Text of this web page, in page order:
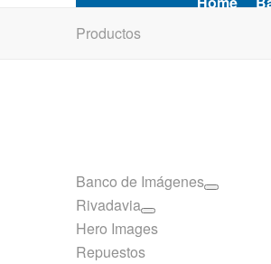
Productos
Banco de Imágenes
Rivadavia
Hero Images
Repuestos